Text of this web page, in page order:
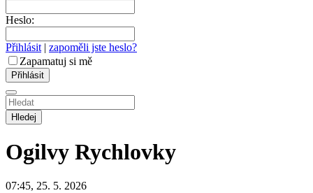
Heslo:
Přihlásit | zapoměli jste heslo?
Zapamatuj si mě
Hledej
Ogilvy Rychlovky
07:45, 25. 5. 2026